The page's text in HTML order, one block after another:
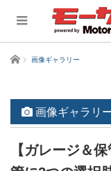
ホーム 画像ギャラリー
画像ギャラリ
【ガレージ＆